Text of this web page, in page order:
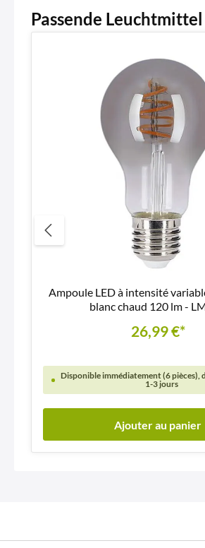
Passende Leuchtmittel
Ampoule LED à intensité
blanc chaud 120 lm -
26,99 €*
Disponible immédiatement (6 pièces),
1-3 jours
Ajouter au panier